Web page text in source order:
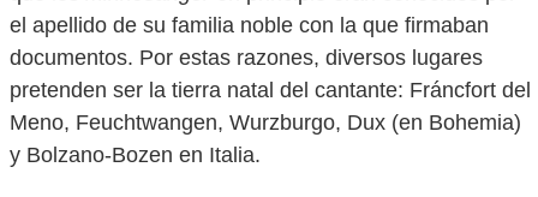
el apellido de su familia noble con la que firmaban
documentos. Por estas razones, diversos lugares
pretenden ser la tierra natal del cantante: Fráncfort del
Meno, Feuchtwangen, Wurzburgo, Dux (en Bohemia)
y Bolzano-Bozen en Italia.